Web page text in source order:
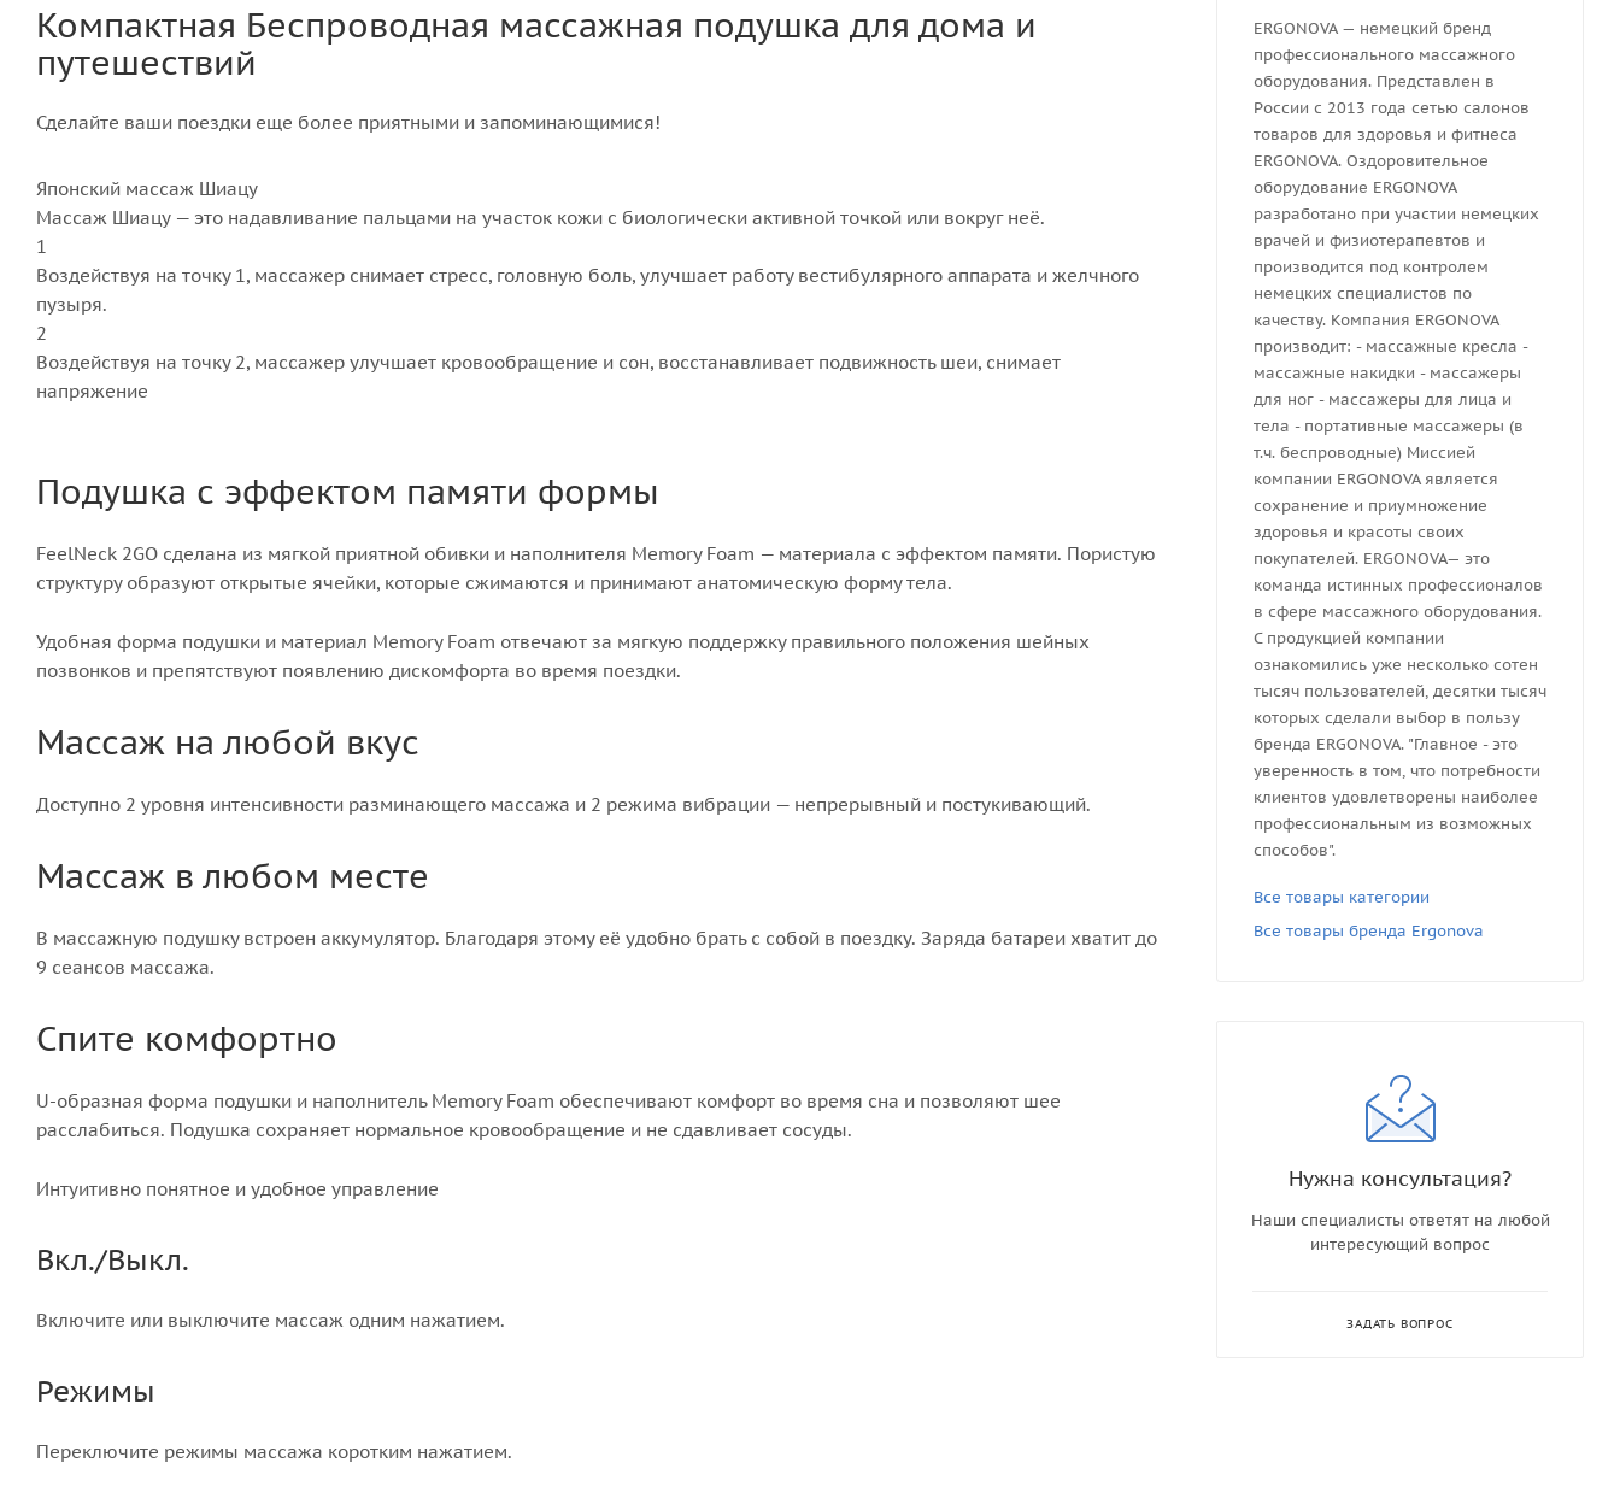
Компактная Беспроводная массажная подушка для дома и
путешествий
Сделайте ваши поездки еще более приятными и запоминающимися!
Японский массаж Шиацу
Массаж Шиацу — это надавливание пальцами на участок кожи с биологически активной точкой или вокруг неё.
1
Воздействуя на точку 1, массажер снимает стресс, головную боль, улучшает работу вестибулярного аппарата и желчного
пузыря.
2
Воздействуя на точку 2, массажер улучшает кровообращение и сон, восстанавливает подвижность шеи, снимает
напряжение
Подушка с эффектом памяти формы
FeelNeck 2GO сделана из мягкой приятной обивки и наполнителя Memory Foam — материала с эффектом памяти. Пористую
структуру образуют открытые ячейки, которые сжимаются и принимают анатомическую форму тела.
Удобная форма подушки и материал Memory Foam отвечают за мягкую поддержку правильного положения шейных
позвонков и препятствуют появлению дискомфорта во время поездки.
Массаж на любой вкус
Доступно 2 уровня интенсивности разминающего массажа и 2 режима вибрации — непрерывный и постукивающий.
Массаж в любом месте
В массажную подушку встроен аккумулятор. Благодаря этому её удобно брать с собой в поездку. Заряда батареи хватит до
9 сеансов массажа.
Спите комфортно
U-образная форма подушки и наполнитель Memory Foam обеспечивают комфорт во время сна и позволяют шее
расслабиться. Подушка сохраняет нормальное кровообращение и не сдавливает сосуды.
Интуитивно понятное и удобное управление
Вкл./Выкл.
Включите или выключите массаж одним нажатием.
Режимы
Переключите режимы массажа коротким нажатием.
ERGONOVA — немецкий бренд
профессионального массажного
оборудования. Представлен в
России с 2013 года сетью салонов
товаров для здоровья и фитнеса
ERGONOVA. Оздоровительное
оборудование ERGONOVA
разработано при участии немецких
врачей и физиотерапевтов и
производится под контролем
немецких специалистов по
качеству. Компания ERGONOVA
производит: - массажные кресла -
массажные накидки - массажеры
для ног - массажеры для лица и
тела - портативные массажеры (в
т.ч. беспроводные) Миссией
компании ERGONOVA является
сохранение и приумножение
здоровья и красоты своих
покупателей. ERGONOVA— это
команда истинных профессионалов
в сфере массажного оборудования.
С продукцией компании
ознакомились уже несколько сотен
тысяч пользователей, десятки тысяч
которых сделали выбор в пользу
бренда ERGONOVA. "Главное - это
уверенность в том, что потребности
клиентов удовлетворены наиболее
профессиональным из возможных
способов".
Все товары категории
Все товары бренда Ergonova
Нужна консультация?
Наши специалисты ответят на любой
интересующий вопрос
ЗАДАТЬ ВОПРОС